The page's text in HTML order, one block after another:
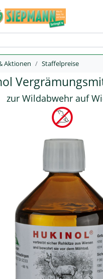
Aktionen Staffelpreise
zur Wildabwehr auf